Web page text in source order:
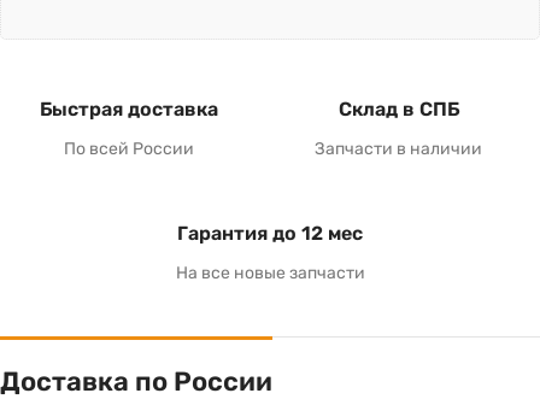
Быстрая доставка
По всей России
Склад в СПБ
Запчасти в наличии
Гарантия до 12 мес
На все новые запчасти
Доставка по России